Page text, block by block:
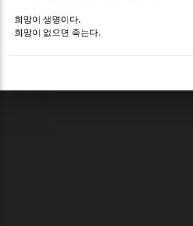
희망이 생명이다.
희망이 없으면 죽는다.